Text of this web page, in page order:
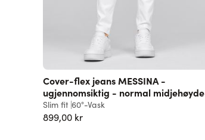
Cover-flex jeans MESSINA -
ugjennomsiktig - normal midjehøyde
Slim fit 60°-Vask
899,00 kr